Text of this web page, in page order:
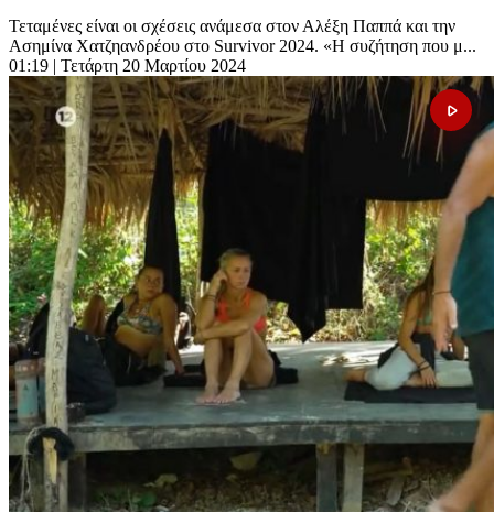
Τεταμένες είναι οι σχέσεις ανάμεσα στον Αλέξη Παππά και την
Ασημίνα Χατζηανδρέου στο Survivor 2024. «Η συζήτηση που μ...
01:19 | Τετάρτη 20 Μαρτίου 2024